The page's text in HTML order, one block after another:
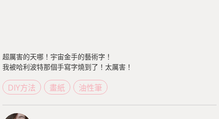
超厲害的天哪！宇宙金手的藝術字！
我被哈利波特那個手寫字燒到了！太厲害！
DIY方法 畫紙 油性筆